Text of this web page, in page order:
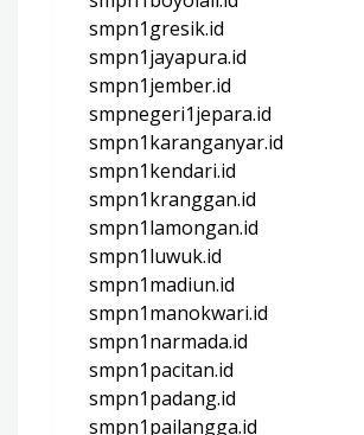
smpn1gresik.id
smpn1jayapura.id
smpn1jember.id
smpnegeri1jepara.id
smpn1karanganyar.id
smpn1kendari.id
smpn1kranggan.id
smpn1lamongan.id
smpn1luwuk.id
smpn1madiun.id
smpn1manokwari.id
smpn1narmada.id
smpn1pacitan.id
smpn1padang.id
smpn1pailangga.id